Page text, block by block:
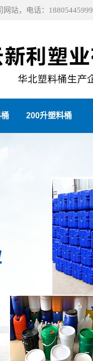
站，电话：18805445999
200升塑料桶